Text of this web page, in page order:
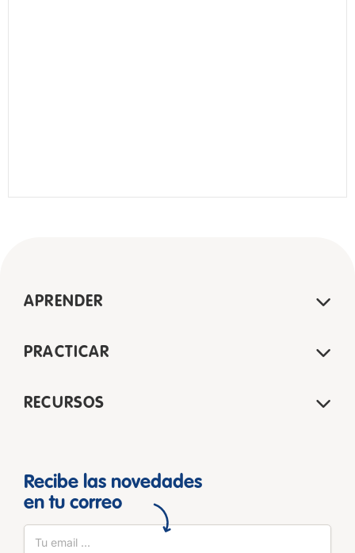
APRENDER
PRACTICAR
RECURSOS
Recibe las novedades
en tu correo